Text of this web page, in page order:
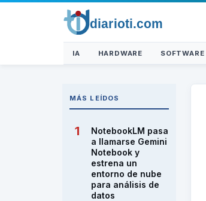
IA HARDWARE SOFTWARE
MÁS LEÍDOS
NotebookLM pasa
a llamarse Gemini
Notebook y
estrena un
entorno de nube
para análisis de
datos